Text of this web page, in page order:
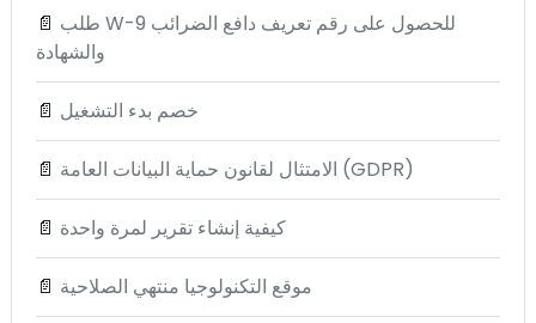
📄 طلب W-9 للحصول على رقم تعريف دافع الضرائب
والشهادة
📄 خصم بدء التشغيل
📄 الامتثال لقانون حماية البيانات العامة (GDPR)
📄 كيفية إنشاء تقرير لمرة واحدة
📄 موقع التكنولوجيا منتهي الصلاحية